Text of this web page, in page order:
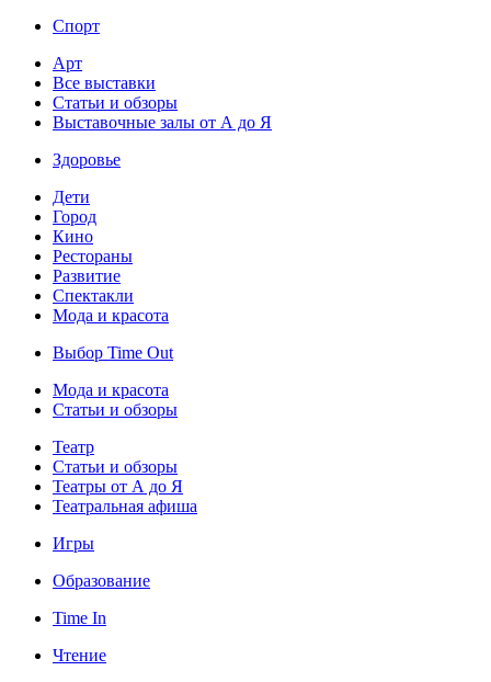
Спорт
Арт
Все выставки
Статьи и обзоры
Выставочные залы от А до Я
Здоровье
Дети
Город
Кино
Рестораны
Развитие
Спектакли
Мода и красота
Выбор Time Out
Мода и красота
Статьи и обзоры
Театр
Статьи и обзоры
Театры от А до Я
Театральная афиша
Игры
Образование
Time In
Чтение